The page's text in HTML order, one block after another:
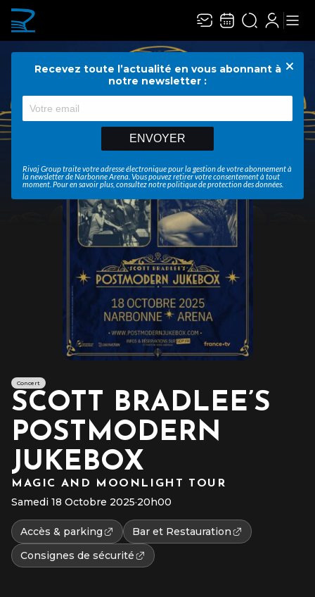
Recevez toute l’actualité en vous abonnant à
notre newsletter :
ENVOYER
Rivaj Group traite votre adresse électronique pour la gestion de votre abonnement à
la newsletter deNarbonne Arena . Vous pouvez retirer votre consentement à tout
moment. Pour en savoir plus, consultez notrepolitique de protection des données
Concert
SCOTT BRADLEE’S
POSTMODERN
JUKEBOX
MAGIC AND MOONLIGHT TOUR
Samedi 18 Octobre 2025·20h00
Accès & parking
Bar et Restauration
Consignes de sécurité